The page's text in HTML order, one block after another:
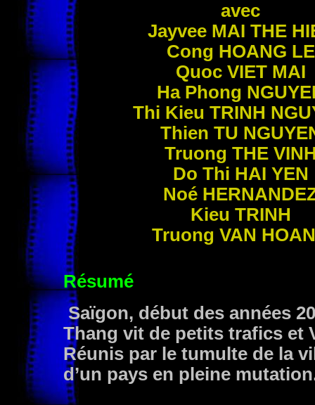
avec
Jayvee MAI THE
Cong HOANG LE
Quoc VIET MAI
Ha Phong
Thi Kieu TRINH
Thien TU
Truong THE
Do Thi HAI YEN
Noé
Kieu TRINH
Truong VAN
Résumé
Saïgon, début des années
Thang vit de petits trafics et
Réunis par le tumulte de la
d’un pays en pleine